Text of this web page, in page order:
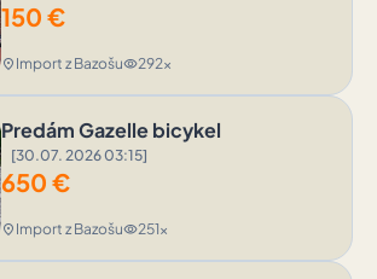
150 €
location_on Import z Bazošuvisibility292x
Predám Gazelle bicykel
[30.07. 2026 03:15]
650 €
location_on Import z Bazošuvisibility251x